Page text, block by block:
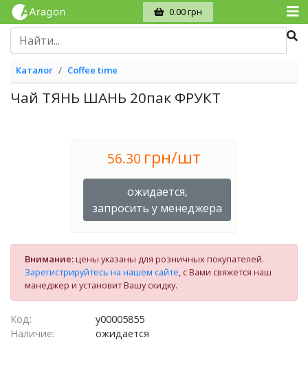
0.00 грн
Каталог Coffee time
Чай ТЯНЬ ШАНЬ 20пак ФРУКТ
56.30 грн/шт
ожидается,
запросить у менеджера
Внимание:цены указаны для розничных покупателей.
Зарегистрируйтесь на нашем сайте , с Вами свяжется наш
манеджер и установит Вашу скидку.
Код:
у00005855
Наличие:
ожидается